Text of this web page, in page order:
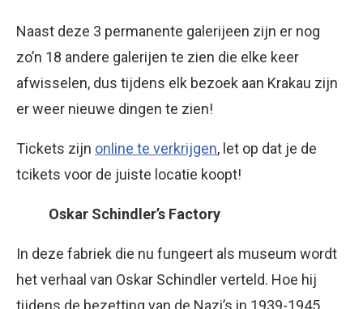
Naast deze 3 permanente galerijeen zijn er nog
zo’n 18 andere galerijen te zien die elke keer
afwisselen, dus tijdens elk bezoek aan Krakau zijn
er weer nieuwe dingen te zien!
Tickets zijn online te verkrijgen, let op dat je de
tcikets voor de juiste locatie koopt!
Oskar Schindler’s Factory
In deze fabriek die nu fungeert als museum wordt
het verhaal van Oskar Schindler verteld. Hoe hij